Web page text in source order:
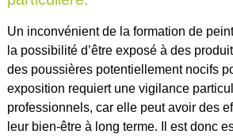
Un inconvénient de la formation de
la possibilité d’être exposé à des
des poussières potentiellement nocifs
exposition requiert une vigilance
professionnels, car elle peut avoir des
leur bien-être à long terme. Il est donc